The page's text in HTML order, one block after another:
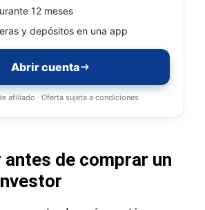
12 meses
y depósitos en una app
Abrir cuenta
afiliado · Oferta sujeta a condiciones
antes de comprar un